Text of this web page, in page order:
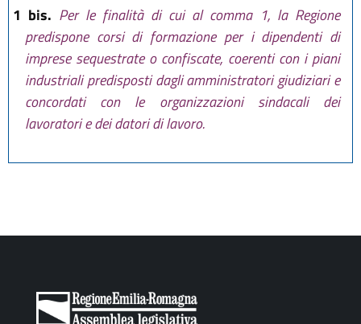
1 bis. Per le finalità di cui al comma 1, la Regione
predispone corsi di formazione per i dipendenti di
imprese sequestrate o confiscate, coerenti con i piani
industriali predisposti dagli amministratori giudiziari e
concordati con le organizzazioni sindacali dei
lavoratori e dei datori di lavoro.